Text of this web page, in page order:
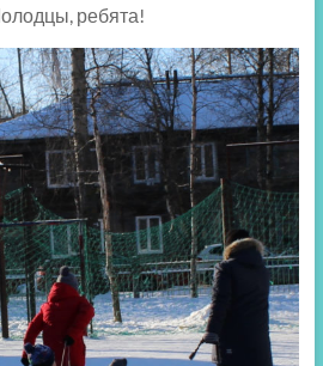
ребята!